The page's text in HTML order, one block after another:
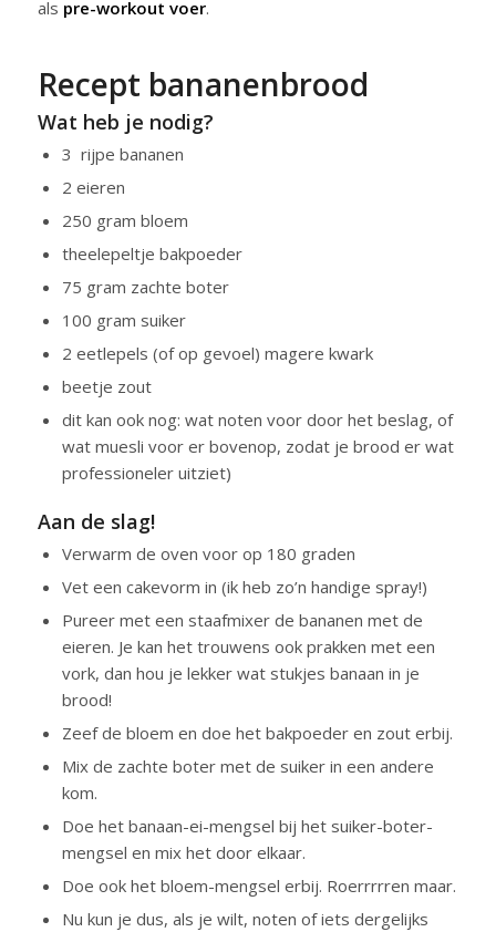
als pre-workout voer.
Recept bananenbrood
Wat heb je nodig?
3 rijpe bananen
2 eieren
250 gram bloem
theelepeltje bakpoeder
75 gram zachte boter
100 gram suiker
2 eetlepels (of op gevoel) magere kwark
beetje zout
dit kan ook nog: wat noten voor door het beslag, of
wat muesli voor er bovenop, zodat je brood er wat
professioneler uitziet)
Aan de slag!
Verwarm de oven voor op 180 graden
Vet een cakevorm in (ik heb zo’n handige spray!)
Pureer met een staafmixer de bananen met de
eieren. Je kan het trouwens ook prakken met een
vork, dan hou je lekker wat stukjes banaan in je
brood!
Zeef de bloem en doe het bakpoeder en zout erbij.
Mix de zachte boter met de suiker in een andere
kom.
Doe het banaan-ei-mengsel bij het suiker-boter-
mengsel en mix het door elkaar.
Doe ook het bloem-mengsel erbij. Roerrrrren maar.
Nu kun je dus, als je wilt, noten of iets dergelijks